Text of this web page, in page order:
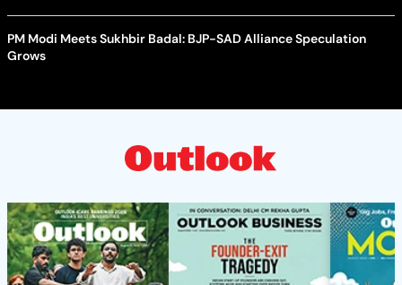
PM Modi Meets Sukhbir Badal: BJP-SAD Alliance Speculation
Grows